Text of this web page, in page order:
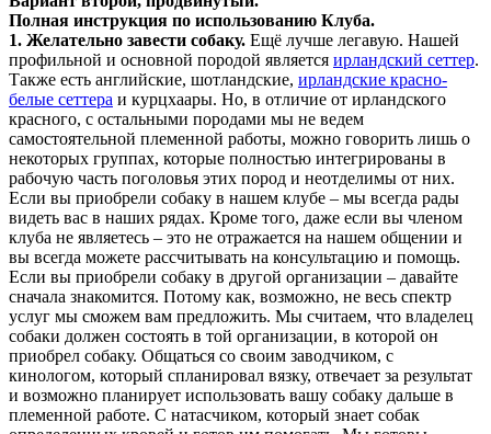
Полная инструкция по использованию Клуба.
1. Желательно завести собаку. Ещё лучше легавую. Нашей
профильной и основной породой является ирландский сеттер.
Также есть английские, шотландские, ирландские красно-
белые сеттера и курцхаары. Но, в отличие от ирландского
красного, с остальными породами мы не ведем
самостоятельной племенной работы, можно говорить лишь о
некоторых группах, которые полностью интегрированы в
рабочую часть поголовья этих пород и неотделимы от них.
Если вы приобрели собаку в нашем клубе – мы всегда рады
видеть вас в наших рядах. Кроме того, даже если вы членом
клуба не являетесь – это не отражается на нашем общении и
вы всегда можете рассчитывать на консультацию и помощь.
Если вы приобрели собаку в другой организации – давайте
сначала знакомится. Потому как, возможно, не весь спектр
услуг мы сможем вам предложить. Мы считаем, что владелец
собаки должен состоять в той организации, в которой он
приобрел собаку. Общаться со своим заводчиком, с
кинологом, который спланировал вязку, отвечает за результат
и возможно планирует использовать вашу собаку дальше в
племенной работе. С натасчиком, который знает собак